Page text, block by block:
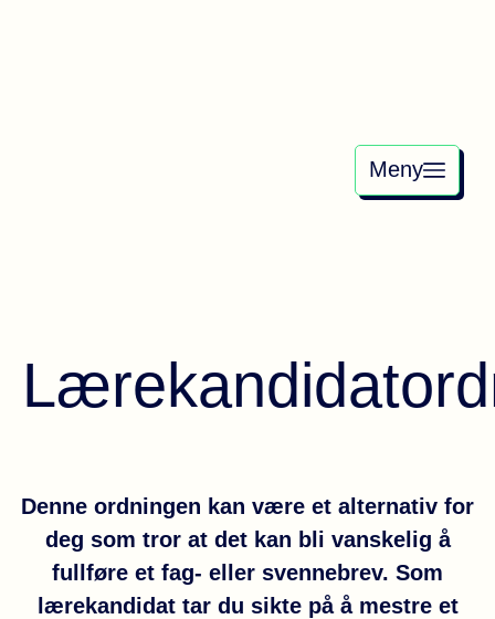
Meny
Denne ordningen kan være et alternativ for
deg som tror at det kan bli vanskelig å
fullføre et fag- eller svennebrev. Som
lærekandidat tar du sikte på å mestre et